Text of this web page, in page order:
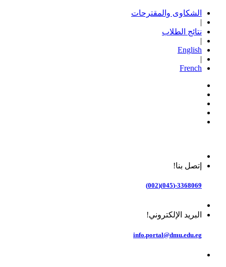
الشكاوى والمقترحات
|
نتائج الطلاب
|
English
|
French
إتصل بنا!
3368069-(045)(002)
البريد الإلكتروني!
info.portal@dmu.edu.eg